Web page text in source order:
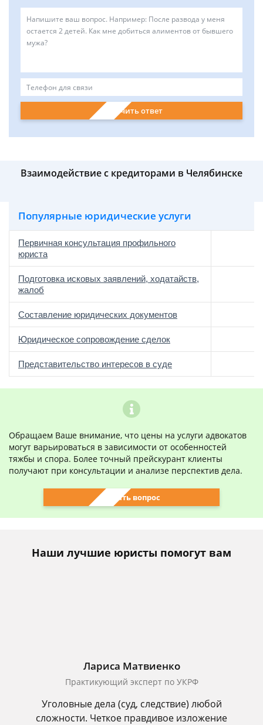
Получить ответ
Взаимодействие с кредиторами в Челябинске
Популярные юридические услуги
Первичная консультация профильного
юриста
Подготовка исковых заявлений, ходатайств,
жалоб
Составление юридических документов
Юридическое сопровождение сделок
Представительство интересов в суде
Обращаем Ваше внимание, что цены на услуги адвокатов
могут варьироваться в зависимости от особенностей
тяжбы и спора. Более точный прейскурант клиенты
получают при консультации и анализе перспектив дела.
Задать вопрос
Наши лучшие юристы помогут вам
Лариса Матвиенко
Практикующий эксперт по УКРФ
Уголовные дела (суд, следствие) любой
сложности. Четкое правдивое изложение